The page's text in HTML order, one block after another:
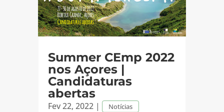
Summer CEmp 2022
nos Açores |
Candidaturas
abertas
Fev 22, 2022| Notícias